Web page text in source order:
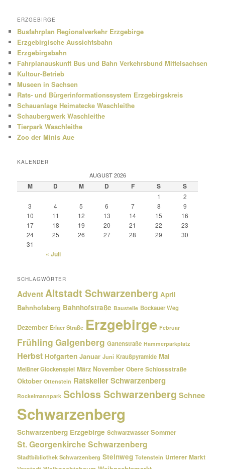
ERZGEBIRGE
Busfahrplan Regionalverkehr Erzgebirge
Erzgebirgische Aussichtsbahn
Erzgebirgsbahn
Fahrplanauskunft Bus und Bahn Verkehrsbund Mittelsachsen
Kultour-Betrieb
Museen in Sachsen
Rats- und Bürgerinformationssystem Erzgebirgskreis
Schauanlage Heimatecke Waschleithe
Schaubergwerk Waschleithe
Tierpark Waschleithe
Zoo der Minis Aue
KALENDER
AUGUST 2026
M D M D F S S
1
2
3
4 5 6 7 8
9
10
11 12 13 14 15
16
17
18 19 20 21 22
23
24
25 26 27 28 29
30
31
« Juli
SCHLAGWÖRTER
AdventAltstadt Schwarzenberg April
Bahnhofsberg Bahnhofstraße Baustelle Bockauer Weg
Dezember Erlaer Straße Erzgebirge Februar
Frühling Galgenberg Gartenstraße Hammerparkplatz
Herbst Hofgarten Januar Juni Kraußpyramide Mai
Meißner Glockenspiel März November Obere Schlossstraße
Oktober Ottenstein Ratskeller Schwarzenberg
Rockelmannpark Schloss Schwarzenberg Schnee
Schwarzenberg
Schwarzenberg Erzgebirge Schwarzwasser Sommer
St. Georgenkirche Schwarzenberg
Stadtbibliothek Schwarzenberg Steinweg Totenstein Unterer Markt